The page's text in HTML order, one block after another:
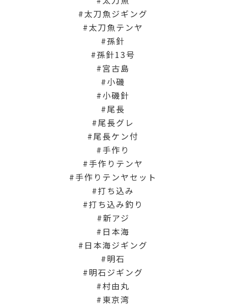
太刀魚ジギング
太刀魚テンヤ
孫針
孫針13号
宮古島
小磯
小磯針
尾長
尾長グレ
尾長ケン付
手作り
手作りテンヤ
手作りテンヤセット
打ち込み
打ち込み釣り
新アジ
日本海
日本海ジギング
明石
明石ジギング
村由丸
東京湾